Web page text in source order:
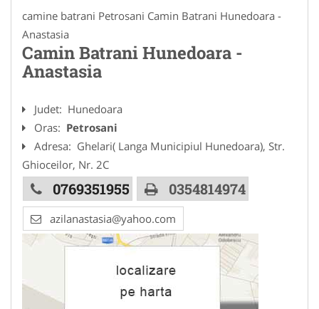
camine batrani Petrosani Camin Batrani Hunedoara -
Anastasia
Camin Batrani Hunedoara -
Anastasia
Judet: Hunedoara
Oras: Petrosani
Adresa: Ghelari( Langa Municipiul Hunedoara), Str.
Ghioceilor, Nr. 2C
0769351955 0354814974
azilanastasia@yahoo.com